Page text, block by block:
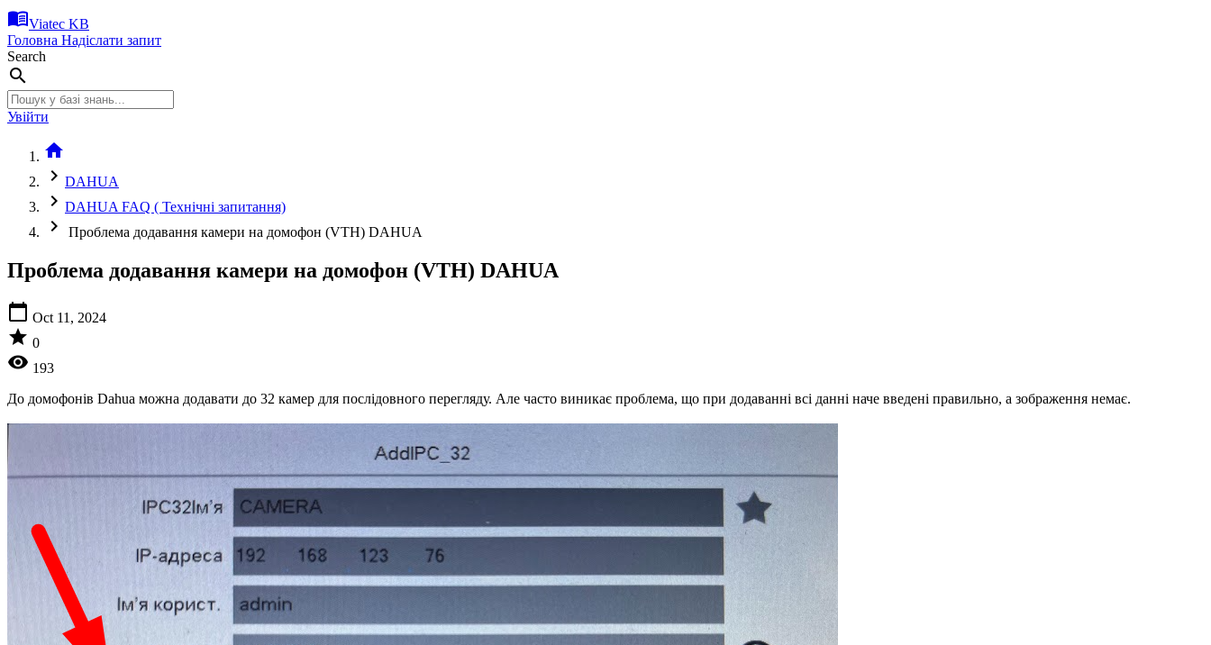
menu_bookViatec KB
Головна Надіслати запит
Search
search
Увійти
home
chevron_right DAHUA
chevron_right DAHUA FAQ ( Технічні запитання)
chevron_right Проблема додавання камери на домофон (VTH) DAHUA
Проблема додавання камери на домофон (VTH) DAHUA
calendar_today Oct 11, 2024
star 0
visibility 193
До домофонів Dahua можна додавати до 32 камер для послідовного перегляду. Але часто виникає проблема, що при додаванні всі данні наче введені правильно, а зображення немає.